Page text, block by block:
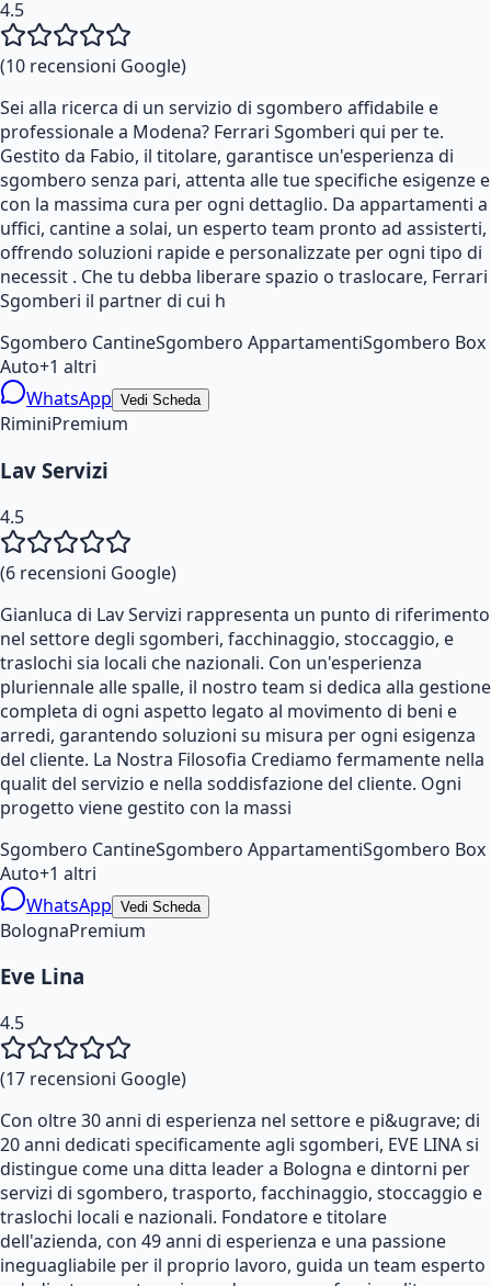
4.5
(10 recensioni Google)
Sei alla ricerca di un servizio di sgombero affidabile e
professionale a Modena? Ferrari Sgomberi qui per te.
Gestito da Fabio, il titolare, garantisce un'esperienza di
sgombero senza pari, attenta alle tue specifiche esigenze e
con la massima cura per ogni dettaglio. Da appartamenti a
uffici, cantine a solai, un esperto team pronto ad assisterti,
offrendo soluzioni rapide e personalizzate per ogni tipo di
necessit . Che tu debba liberare spazio o traslocare, Ferrari
Sgomberi il partner di cui h
Sgombero CantineSgombero AppartamentiSgombero Box
Auto+1 altri
WhatsApp Vedi Scheda
RiminiPremium
Lav Servizi
4.5
(6 recensioni Google)
Gianluca di Lav Servizi rappresenta un punto di riferimento
nel settore degli sgomberi, facchinaggio, stoccaggio, e
traslochi sia locali che nazionali. Con un'esperienza
pluriennale alle spalle, il nostro team si dedica alla gestione
completa di ogni aspetto legato al movimento di beni e
arredi, garantendo soluzioni su misura per ogni esigenza
del cliente. La Nostra Filosofia Crediamo fermamente nella
qualit del servizio e nella soddisfazione del cliente. Ogni
progetto viene gestito con la massi
Sgombero CantineSgombero AppartamentiSgombero Box
Auto+1 altri
WhatsApp Vedi Scheda
BolognaPremium
Eve Lina
4.5
(17 recensioni Google)
Con oltre 30 anni di esperienza nel settore e pi&ugrave; di
20 anni dedicati specificamente agli sgomberi, EVE LINA si
distingue come una ditta leader a Bologna e dintorni per
servizi di sgombero, trasporto, facchinaggio, stoccaggio e
traslochi locali e nazionali. Fondatore e titolare
dell'azienda, con 49 anni di esperienza e una passione
ineguagliabile per il proprio lavoro, guida un team esperto